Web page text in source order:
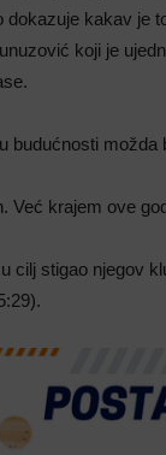
dokazuje kakav je
koji je
budućnosti
Već krajem ove
cilj stigao njegov